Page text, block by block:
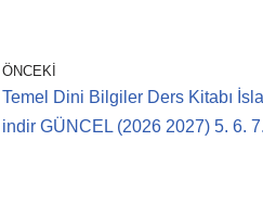
e
b
o
A
p
ÖNCEKI
Temel Dini Bilgiler Ders Kitabı
indir GÜNCEL (2026 2027) 5. 6. 7.